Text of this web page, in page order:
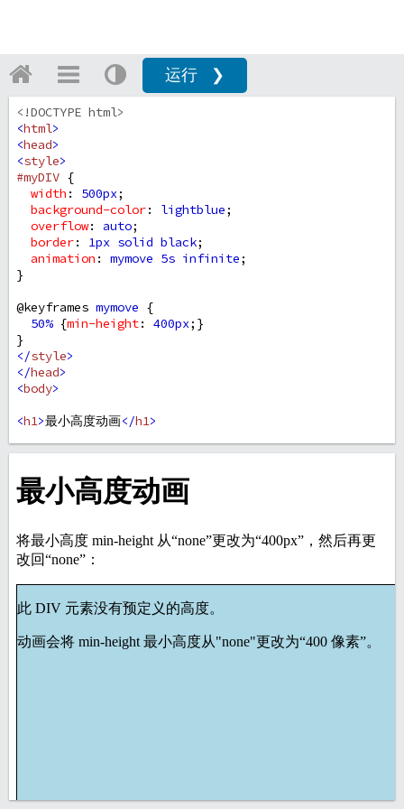
运行 ❯
<!DOCTYPE html>
<html>
<head>
<style>
#myDIV {
width : 500px;
background-color: lightblue;
overflow: auto;
border: 1px solid black;
animation : mymove 5s infinite;
}
@keyframes mymove {
50% {min-height: 400px;}
}
</style>
</head>
<body>
<h1>最小高度动画</h1>
<p>将最小高度 min-height 从“none”更改为“400px”，然后再
更改回“none”：
p
<div id "myDIV">
<p>动画会将 min-height 最小高度从"none"更改为“400 像
素”。</p>
</
<p ><b>注意：</b>CSS 动画在 Internet Explorer 9 和更早